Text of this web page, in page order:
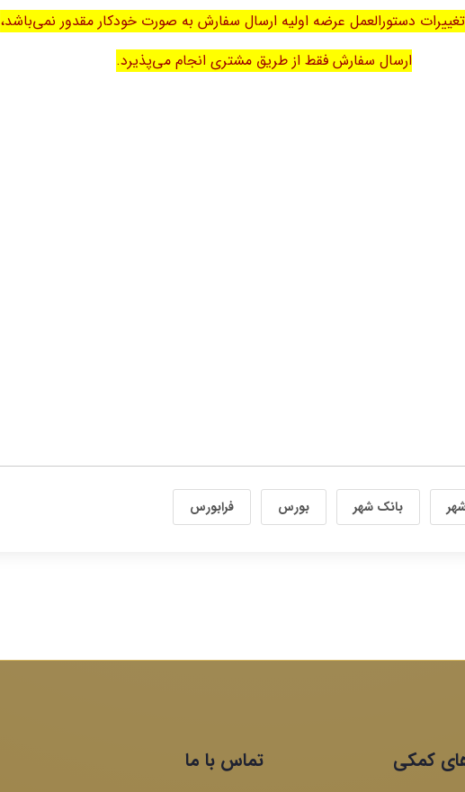
دستورالعمل عرضه اولیه ارسال سفارش به صورت خودکار مقدور نمی‌باشد،
ارسال سفارش فقط از طریق مشتری انجام می‌پذیرد.
بانک شهر بورس فرابورس
کمکی تماس با ما